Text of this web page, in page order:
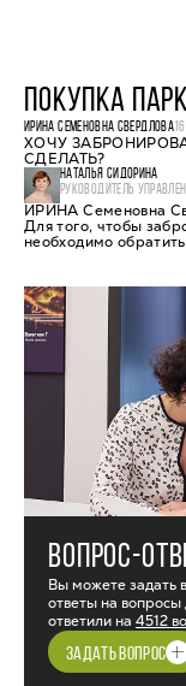
ПОКУПКА
ИРИНА СЕМЕНОВНА СВЕРДЛОВА
ХОЧУ
СДЕЛАТЬ?
НАТАЛЬЯ СИДОРИНА
РУКОВОДИТЕЛЬ
ИРИНА Семеновна
Для того, чтобы
необходимо
ВОПРОС-
Вы можете задать
ответы на
ответили на 4512
ЗАДАТЬ ВОПРОС